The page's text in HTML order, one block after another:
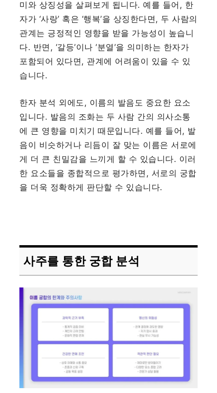
미와 상징성을 살펴보게 됩니다. 예를 들어, 한
자가 ‘사랑’ 혹은 ‘행복’을 상징한다면, 두 사람의
관계는 긍정적인 영향을 받을 가능성이 높습니
다. 반면, ‘갈등’이나 ‘분열’을 의미하는 한자가
포함되어 있다면, 관계에 어려움이 있을 수 있
습니다.
한자 분석 외에도, 이름의 발음도 중요한 요소
입니다. 발음의 조화는 두 사람 간의 의사소통
에 큰 영향을 미치기 때문입니다. 예를 들어, 발
음이 비슷하거나 리듬이 잘 맞는 이름은 서로에
게 더 큰 친밀감을 느끼게 할 수 있습니다. 이러
한 요소들을 종합적으로 평가하면, 서로의 궁합
을 더욱 정확하게 판단할 수 있습니다.
사주를 통한 궁합 분석